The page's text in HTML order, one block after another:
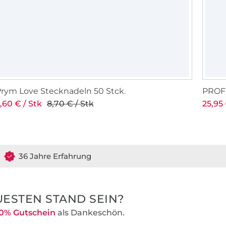
dass der
muss
Love Stecknadeln 50 Stck.
€ / Stk 8,70 € / Stk
36 Jahre Erfahrung
STAND SEIN?
Gutschein als Dankeschön.